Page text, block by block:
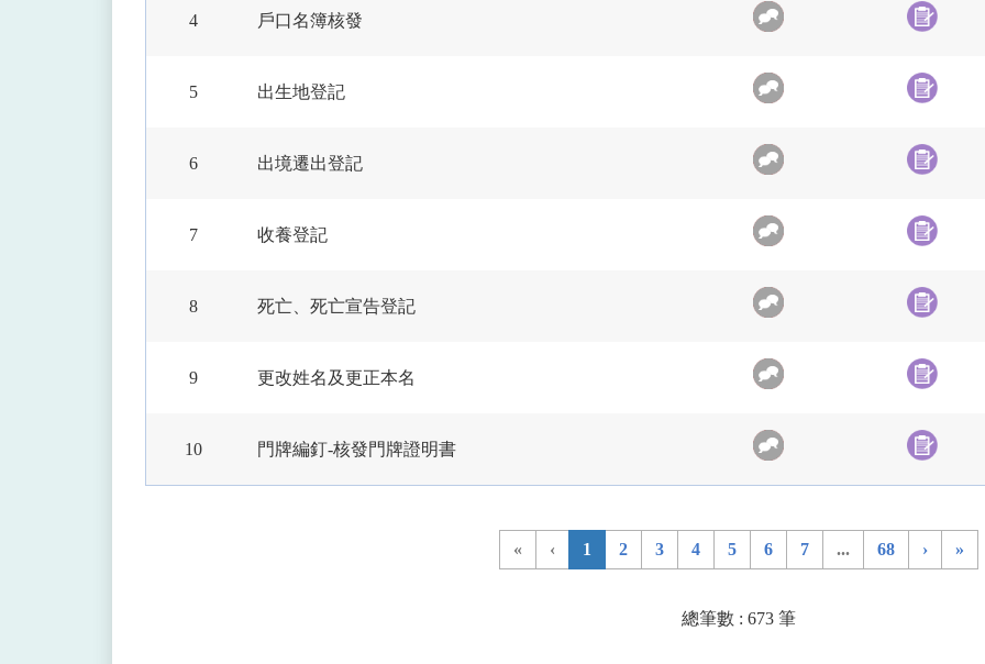
4 戶口名簿核發
5 出生地登記
6 出境遷出登記
7 收養登記
8 死亡、死亡宣告登記
9 更改姓名及更正本名
10 門牌編釘-核發門牌證明書
« ‹ 1 2 3 4 5 6 7 ... 68 › »
總筆數 : 673 筆